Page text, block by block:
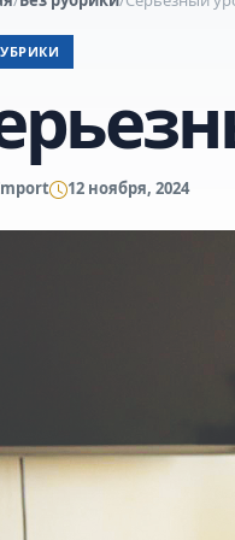
12 ноября, 2024